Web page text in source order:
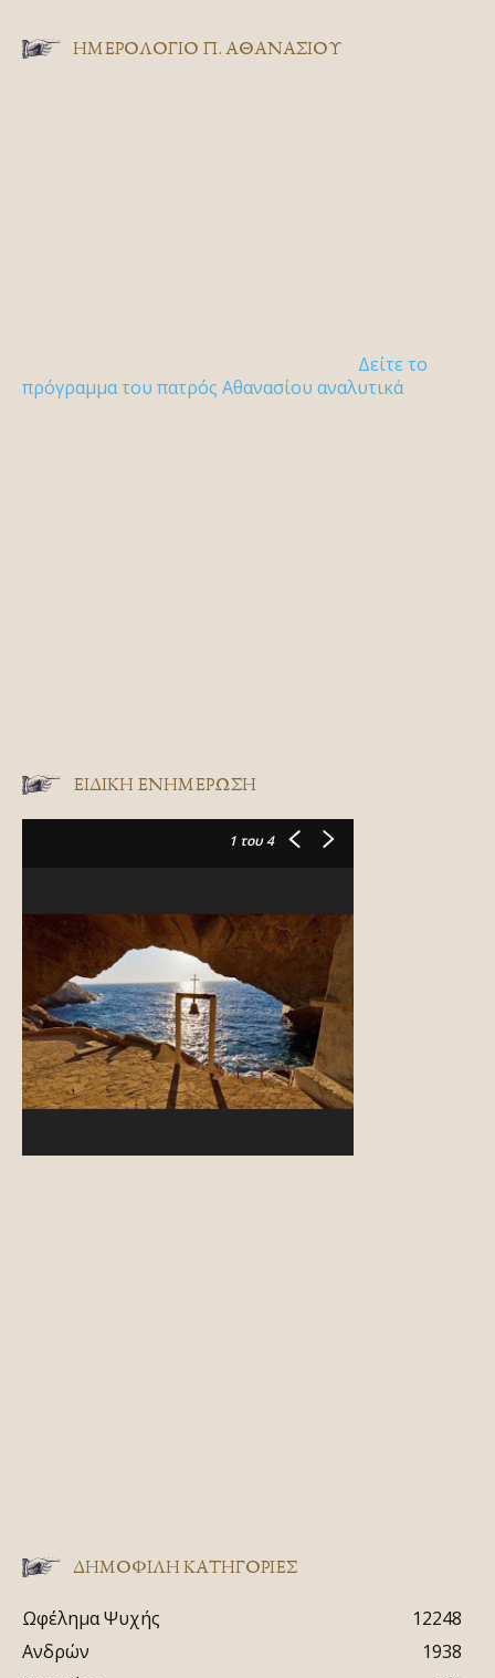
ΗΜΕΡΟΛΟΓΙΟ Π. ΑΘΑΝΑΣΙΟΥ
Δείτε το
πρόγραμμα του πατρός Αθανασίου αναλυτικά
ΕΙΔΙΚΉ ΕΝΗΜΈΡΩΣΗ
1 του 4
ΔΗΜΟΦΙΛΗ ΚΑΤΗΓΟΡΙΕΣ
Ωφέλημα Ψυχής
12248
Ανδρών
1938